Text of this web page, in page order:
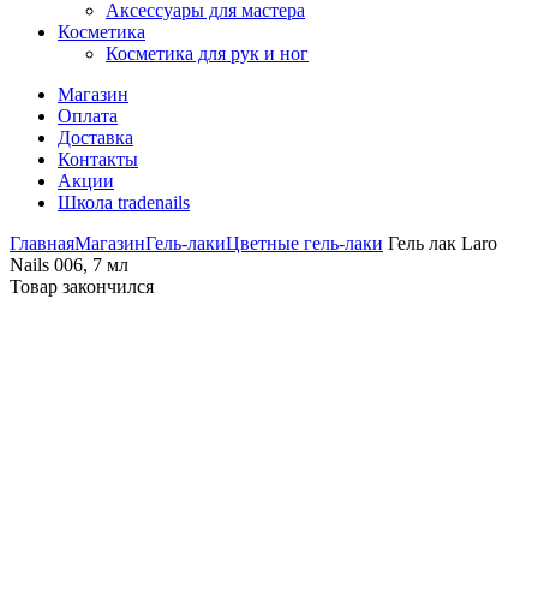
Аксессуары для мастера
Косметика
Косметика для рук и ног
Магазин
Оплата
Доставка
Контакты
Акции
Школа tradenails
ГлавнаяМагазинГель-лакиЦветные гель-лаки Гель лак Laro
Nails 006, 7 мл
Товар закончился